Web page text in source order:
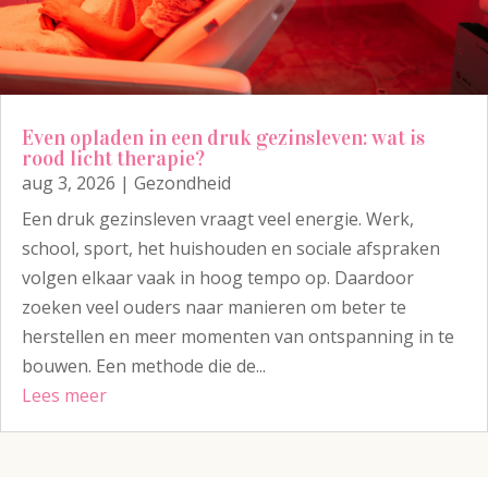
Even opladen in een druk gezinsleven: wat is
rood licht therapie?
aug 3, 2026 | Gezondheid
Een druk gezinsleven vraagt veel energie. Werk,
school, sport, het huishouden en sociale afspraken
volgen elkaar vaak in hoog tempo op. Daardoor
zoeken veel ouders naar manieren om beter te
herstellen en meer momenten van ontspanning in te
bouwen. Een methode die de...
Lees meer